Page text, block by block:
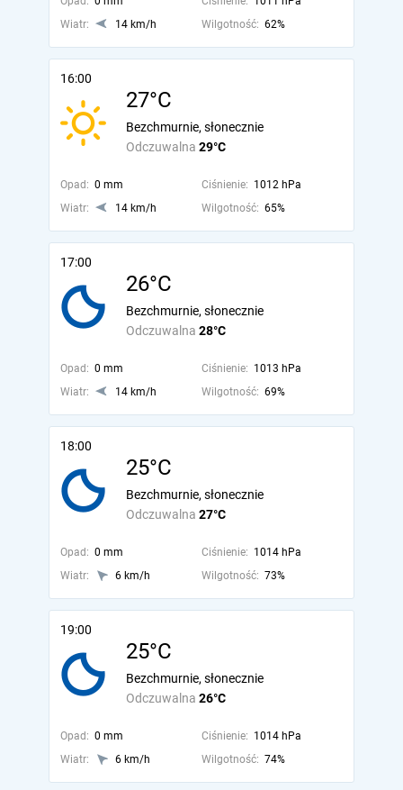
Wiatr:
14 km/h Wilgotność: 62%
16:00
27°C
Odczuwalna 29°C
Bezchmurnie, słonecznie
Opad: 0 mm Ciśnienie: 1012 hPa
Wiatr:
14 km/h Wilgotność: 65%
17:00
26°C
Odczuwalna 28°C
Bezchmurnie, słonecznie
Opad: 0 mm Ciśnienie: 1013 hPa
Wiatr:
14 km/h Wilgotność: 69%
18:00
25°C
Odczuwalna 27°C
Bezchmurnie, słonecznie
Opad: 0 mm Ciśnienie: 1014 hPa
Wiatr:
6 km/h Wilgotność: 73%
19:00
25°C
Odczuwalna 26°C
Bezchmurnie, słonecznie
Opad: 0 mm Ciśnienie: 1014 hPa
Wiatr:
6 km/h Wilgotność: 74%